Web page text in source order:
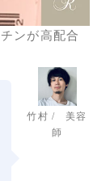
ンが高配合
竹村 / 美容
師